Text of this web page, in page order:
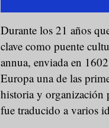
Durante los 21 años
clave como puente
annua, enviada en
Europa una de las
historia y organización
fue traducido a varios